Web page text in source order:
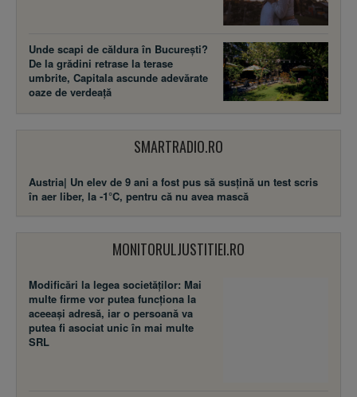
Unde scapi de căldura în București?
De la grădini retrase la terase
umbrite, Capitala ascunde adevărate
oaze de verdeață
SMARTRADIO.RO
Austria| Un elev de 9 ani a fost pus să susţină un test scris
în aer liber, la -1°C, pentru că nu avea mască
MONITORULJUSTITIEI.RO
Modificări la legea societăţilor: Mai
multe firme vor putea funcţiona la
aceeaşi adresă, iar o persoană va
putea fi asociat unic în mai multe
SRL